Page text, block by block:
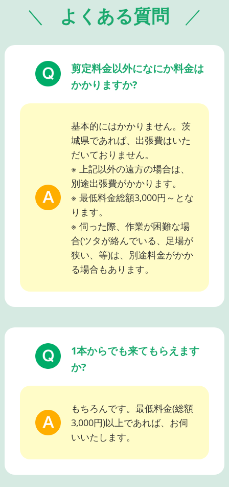
よくある質問
剪定料金以外になにか料金は
かかりますか?
基本的にはかかりません。茨
城県であれば、出張費はいた
だいておりません。
※ 上記以外の遠方の場合は、
別途出張費がかかります。
※ 最低料金総額3,000円～とな
ります。
※ 伺った際、作業が困難な場
合(ツタが絡んでいる、足場が
狭い、等)は、別途料金がかか
る場合もあります。
1本からでも来てもらえます
か?
もちろんです。最低料金(総額
3,000円)以上であれば、お伺
いいたします。